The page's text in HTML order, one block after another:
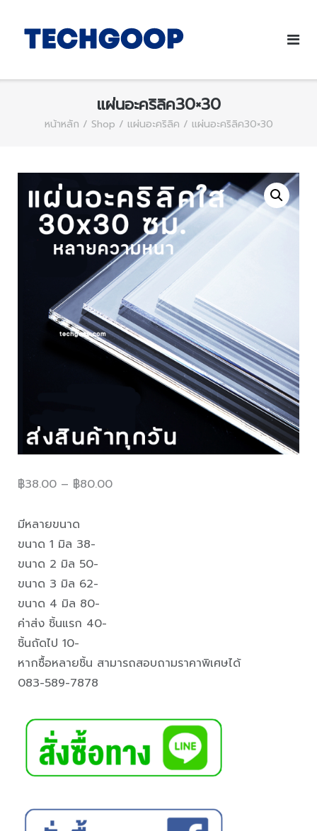
แผ่นอะคริลิค30×30
หน้าหลัก / Shop / แผ่นอะคริลิค / แผ่นอะคริลิค30×30
฿38.00 – ฿80.00
มีหลายขนาด
ขนาด 1 มิล 38-
ขนาด 2 มิล 50-
ขนาด 3 มิล 62-
ขนาด 4 มิล 80-
ค่าส่ง ชิ้นแรก 40-
ชิ้นถัดไป 10-
หากซื้อหลายชิ้น สามารถสอบถามราคาพิเศษได้
083-589-7878